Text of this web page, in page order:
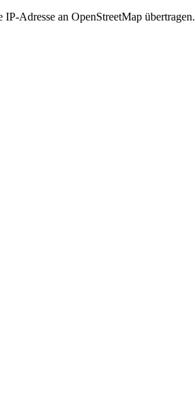
Adresse an OpenStreetMap übertragen.